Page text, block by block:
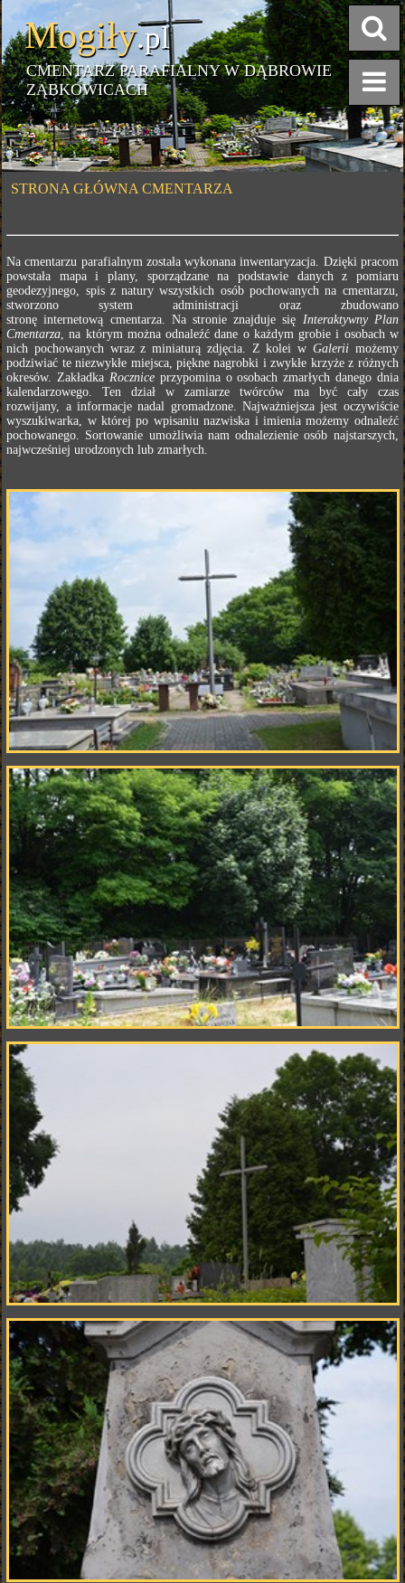
Mogiły.pl
CMENTARZ PARAFIALNY W DĄBROWIE
ZĄBKOWICACH
STRONA GŁÓWNA CMENTARZA
Na cmentarzu parafialnym została wykonana inwentaryzacja. Dzięki pracom
powstała mapa i plany, sporządzane na podstawie danych z pomiaru
geodezyjnego, spis z natury wszystkich osób pochowanych na cmentarzu,
stworzono system administracji oraz zbudowano
stronę internetową cmentarza. Na stronie znajduje się Interaktywny Plan
Cmentarza, na którym można odnaleźć dane o każdym grobie i osobach w
nich pochowanych wraz z miniaturą zdjęcia. Z kolei w Galerii możemy
podziwiać te niezwykłe miejsca, piękne nagrobki i zwykłe krzyże z różnych
okresów. Zakładka Roczniceprzypomina o osobach zmarłych danego dnia
kalendarzowego. Ten dział w zamiarze twórców ma być cały czas
rozwijany, a informacje nadal gromadzone. Najważniejsza jest oczywiście
wyszukiwarka, w której po wpisaniu nazwiska i imienia możemy odnaleźć
pochowanego. Sortowanie umożliwia nam odnalezienie osób najstarszych,
najwcześniej urodzonych lub zmarłych.